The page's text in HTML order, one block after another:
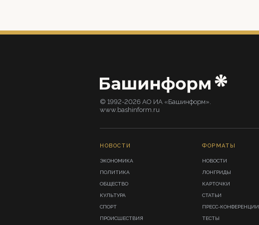
© 1992-2026 АО ИА «Башинформ».
www.bashinform.ru
НОВОСТИ
ЭКОНОМИКА
ПОЛИТИКА
ОБЩЕСТВО
КУЛЬТУРА
СПОРТ
ПРОИСШЕСТВИЯ
ФОРМАТЫ
НОВОСТИ
ЛОНГРИДЫ
КАРТОЧКИ
СТАТЬИ
ПРЕСС-КОНФЕРЕНЦИИ
ТЕСТЫ